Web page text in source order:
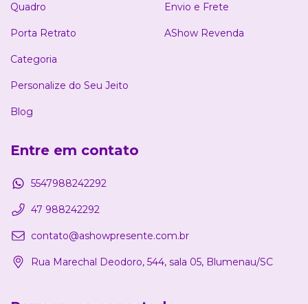
Quadro
Porta Retrato
Categoria
Personalize do Seu Jeito
Blog
Envio e Frete
AShow Revenda
Entre em contato
5547988242292
47 988242292
contato@ashowpresente.com.br
Rua Marechal Deodoro, 544, sala 05, Blumenau/SC